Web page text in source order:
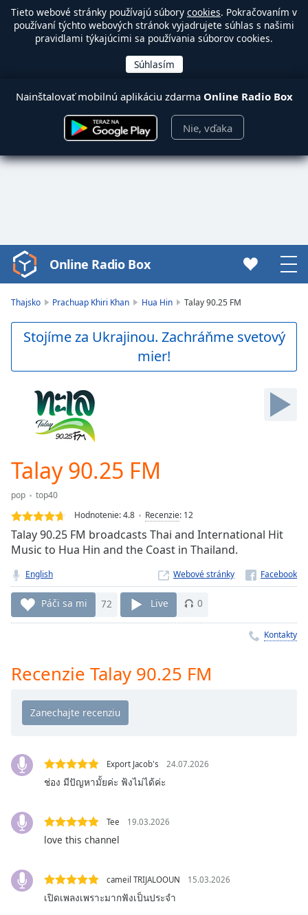
Tieto webové stránky používajú súbory cookies. Pokračovaním v
používaní týchto webových stránok vyjadrujete súhlas s našimi
pravidlami týkajúcimi sa používania súborov cookies.
Nainštalovať mobilnú aplikáciu zdarma Online Radio Box
Nie, vďaka
Video
Player
Play
Video
Skip
-:-
Loaded:
0.00%
Stream
TypeLIVE
live,
currently
behind
LIVE
Remaining
Rate
Chapters
Descriptions
descriptions
off
selected
Subtitles
subtitles
Online Radio Box
Thajsko Prachuap Khiri Khan Hua Hin Talay 90.25 FM
Stojíme za Ukrajinou. Zachráňme svetový
mier!
Talay 90.25 FM
pop
top40
Hodnotenie:4.8 Recenzie: 12
Talay 90.25 FM broadcasts Thai and International Hit
Music to Hua Hin and the Coast in Thailand.
English Webové stránky
Páči sa mi 72 Live 0
Kontakty
Recenzie Talay 90.25 FM
Export Jacob's 24.07.2026
ช่อง มีปัญหามั้ยค่ะ ฟ้งไม่ได้ค่ะ
Tee 19.03.2026
love this channel
cameil TRIJALOOUN 15.03.2026
เปิดเพลงเพราะมากฟังเป็นประจำ